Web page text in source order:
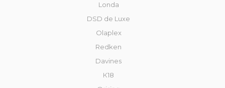
Londa
DSD de Luxe
Olaplex
Redken
Davines
К18